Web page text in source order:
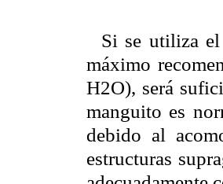
Si se utiliza
máximo
H2O), será
manguito es
debido al
estructuras